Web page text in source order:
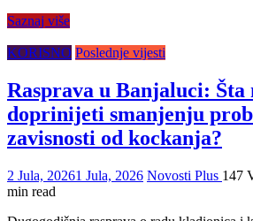
Saznaj više
KORISNO Poslednje vijesti
Rasprava u Banjaluci: Šta
doprinijeti smanjenju
zavisnosti od kockanja?
2 Jula, 20261 Jula, 2026 Novosti Plus 147
min read